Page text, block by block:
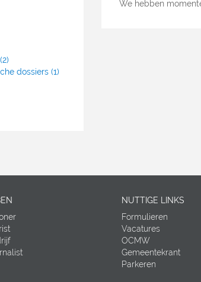
dossiers (1)
We hebben
NUTTIGE LINKS
Formulieren
Vacatures
OCMW
Gemeentekrant
Parkeren